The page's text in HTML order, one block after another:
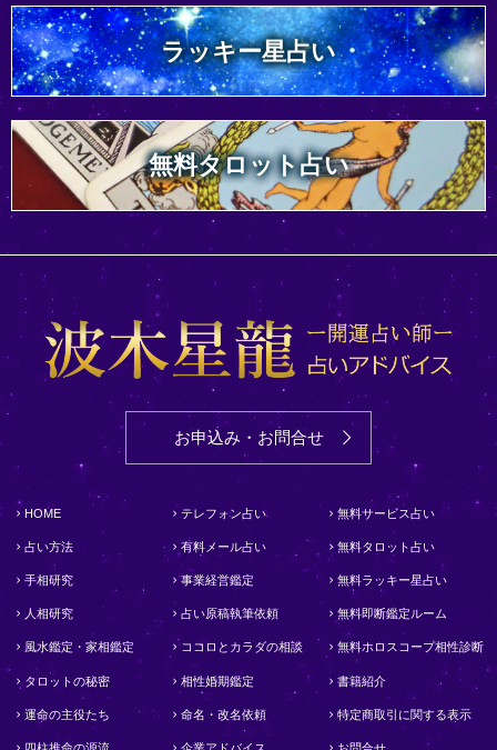
ラッキー星占い
無料タロット占い
お申込み・お問合せ
HOME
占い方法
手相研究
人相研究
風水鑑定・家相鑑定
タロットの秘密
運命の主役たち
テレフォン占い
有料メール占い
事業経営鑑定
占い原稿執筆依頼
ココロとカラダの相談
相性婚期鑑定
命名・改名依頼
無料サービス占い
無料タロット占い
無料ラッキー星占い
無料即断鑑定ルーム
無料ホロスコープ相性診断
書籍紹介
特定商取引に関する表示